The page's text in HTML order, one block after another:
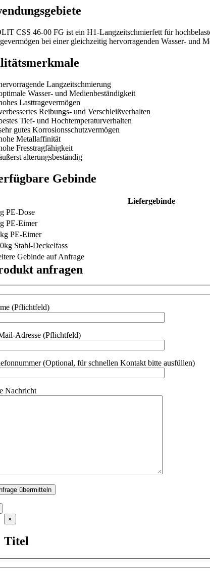
CSS 46-00 FG ist ein H1-Langzeitschmierfett für
bei einer gleichzeitig hervorragenden Wasser- und
Langzeitschmierung
Wasser- und Medienbeständigkeit
Lasttragevermögen
Reibungs- und Verschleißverhalten
Tief- und Hochtemperaturverhalten
gutes Korrosionsschutzvermögen
Metallaffinität
Fresstragfähigkeit
alterungsbeständig
Gebinde
Liefergebinde
PE-Dose
PE-Eimer
PE-Eimer
Stahl-Deckelfass
Gebinde auf Anfrage
anfragen
(Pflichtfeld)
Adresse (Pflichtfeld)
(Optional, für schnellen Kontakt bitte ausfüllen)
Nachricht
Close
product
view
×
Titel